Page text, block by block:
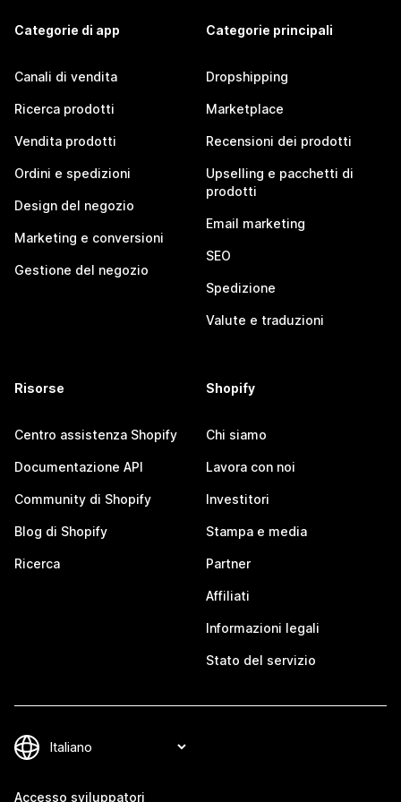
Categorie di app
Canali di vendita
Ricerca prodotti
Vendita prodotti
Ordini e spedizioni
Design del negozio
Marketing e conversioni
Gestione del negozio
Categorie principali
Dropshipping
Marketplace
Recensioni dei prodotti
Upselling e pacchetti di
prodotti
Email marketing
SEO
Spedizione
Valute e traduzioni
Risorse
Centro assistenza Shopify
Documentazione API
Community di Shopify
Blog di Shopify
Ricerca
Shopify
Chi siamo
Lavora con noi
Investitori
Stampa e media
Partner
Affiliati
Informazioni legali
Stato del servizio
Accesso sviluppatori